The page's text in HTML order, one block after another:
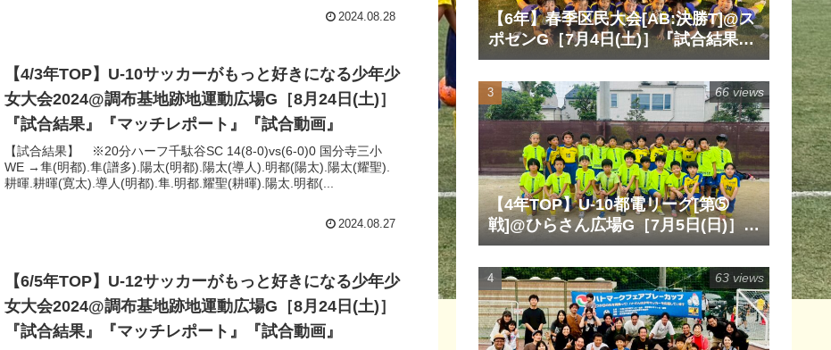
2024.08.28
【4/3年TOP】U-10サッカーがもっと好きになる少年少
女大会2024@調布基地跡地運動広場G［8月24日(土)］
『試合結果』『マッチレポート』『試合動画』
【試合結果】 ※20分ハーフ千駄谷SC 14(8-0)vs(6-0)0 国分寺三小
WE →隼(明都).隼(譜多).陽太(明都).陽太(導人).明都(陽太).陽太(耀聖).
耕暉.耕暉(寛太).導人(明都).隼.明都.耀聖(耕暉).陽太.明都(...
2024.08.27
【6/5年TOP】U-12サッカーがもっと好きになる少年少
女大会2024@調布基地跡地運動広場G［8月24日(土)］
『試合結果』『マッチレポート』『試合動画』
【6年】春季区民大会[AB:決勝T]@ス
ポセンG［7月4日(土)］『試合結果』
『マッチレポート』『試合動画』
【4年TOP】U-10都電リーグ[第➄
戦]@ひらさん広場G［7月5日(日)］
『試合結果』『マッチレポート』
『試合動画』
66 views
63 views